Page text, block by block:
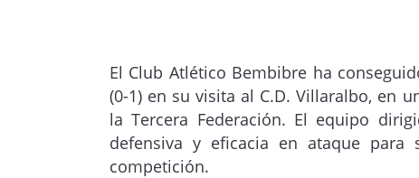
El Club Atlético Bembibre ha
(0-1) en su visita al C.D. Villaralbo, en
la Tercera Federación. El equipo
defensiva y eficacia en ataque
competición.